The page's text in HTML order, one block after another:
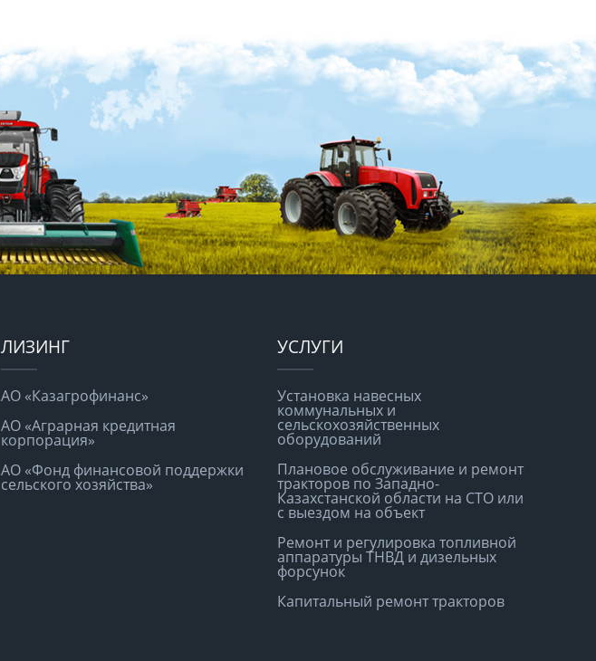
ЛИЗИНГ
АО «Казагрофинанс»
АО «Аграрная кредитная
корпорация»
АО «Фонд финансовой поддержки
сельского хозяйства»
УСЛУГИ
Установка навесных
коммунальных и
сельскохозяйственных
оборудований
Плановое обслуживание и ремонт
тракторов по Западно-
Казахстанской области на СТО или
с выездом на объект
Ремонт и регулировка топливной
аппаратуры ТНВД и дизельных
форсунок
Капитальный ремонт тракторов